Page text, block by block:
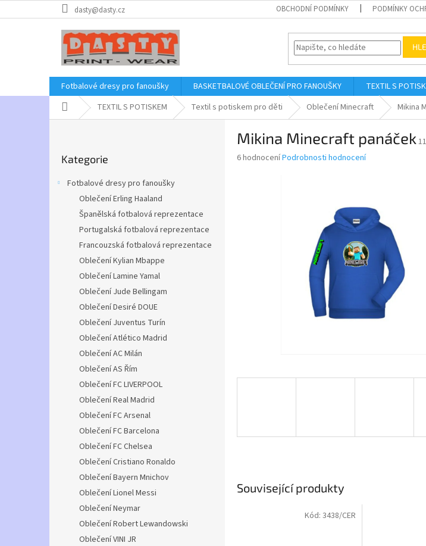
na
dasty@dasty.cz OBCHODNÍ PODMÍNKY PODMÍNKY
Fotbalové dresy pro fanoušky BASKETBALOVÉ OBLEČENÍ PRO FANOUŠKY TEXTIL S
Domů TEXTIL S POTISKEM Textil s potiskem pro děti Oblečení Minecraft Mikina
kategorie
Kategorie
Fotbalové dresy pro fanoušky
Oblečení Erling Haaland
Španělská fotbalová reprezentace
Portugalská fotbalová reprezentace
Francouzská fotbalová reprezentace
Oblečení Kylian Mbappe
Oblečení Lamine Yamal
Oblečení Jude Bellingam
Oblečení Desiré DOUE
Oblečení Juventus Turín
Oblečení Atlético Madrid
Oblečení AC Milán
Oblečení AS Řím
Oblečení FC LIVERPOOL
Oblečení Real Madrid
Oblečení FC Arsenal
Oblečení FC Barcelona
Oblečení FC Chelsea
Oblečení Cristiano Ronaldo
Oblečení Bayern Mnichov
Oblečení Lionel Messi
Oblečení Neymar
Oblečení Robert Lewandowski
Oblečení VINI JR
Mikina Minecraft panáček
Průměrné
6 hodnoceníPodrobnosti hodnocení
Související produkty
Kód: 3438/CER